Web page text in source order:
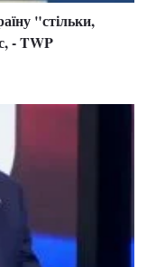
"стільки,
- TWP